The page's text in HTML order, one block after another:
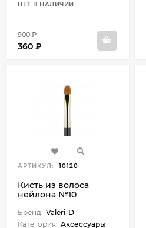
НЕТ В НАЛИЧИИ
900 ₽
360 ₽
АРТИКУЛ: 10120
Кисть из волоса
нейлона №10
Бренд: Valeri-D
Категория: Аксессуары